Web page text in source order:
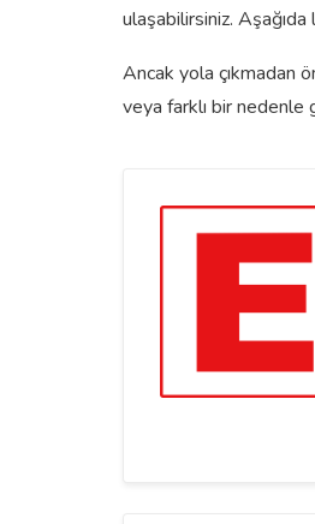
ulaşabilirsiniz.
Ancak yola çıkmadan
veya farklı bir